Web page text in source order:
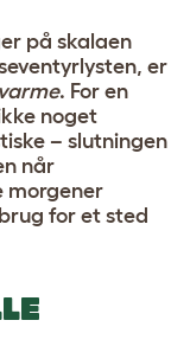
på skalaen
er
varme. For en
noget
– slutningen
når
morgener
for et sted